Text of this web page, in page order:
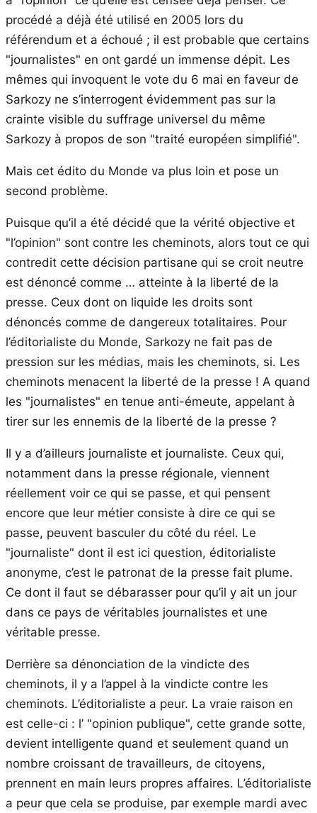
procédé a déjà été utilisé en 2005 lors du
référendum et a échoué ; il est probable que certains
"journalistes" en ont gardé un immense dépit. Les
mêmes qui invoquent le vote du 6 mai en faveur de
Sarkozy ne s’interrogent évidemment pas sur la
crainte visible du suffrage universel du même
Sarkozy à propos de son "traité européen simplifié".
Mais cet édito du Monde va plus loin et pose un
second problème.
Puisque qu’il a été décidé que la vérité objective et
"l’opinion" sont contre les cheminots, alors tout ce qui
contredit cette décision partisane qui se croit neutre
est dénoncé comme … atteinte à la liberté de la
presse. Ceux dont on liquide les droits sont
dénoncés comme de dangereux totalitaires. Pour
l’éditorialiste du Monde, Sarkozy ne fait pas de
pression sur les médias, mais les cheminots, si. Les
cheminots menacent la liberté de la presse ! A quand
les "journalistes" en tenue anti-émeute, appelant à
tirer sur les ennemis de la liberté de la presse ?
Il y a d’ailleurs journaliste et journaliste. Ceux qui,
notamment dans la presse régionale, viennent
réellement voir ce qui se passe, et qui pensent
encore que leur métier consiste à dire ce qui se
passe, peuvent basculer du côté du réel. Le
"journaliste" dont il est ici question, éditorialiste
anonyme, c’est le patronat de la presse fait plume.
Ce dont il faut se débarasser pour qu’il y ait un jour
dans ce pays de véritables journalistes et une
véritable presse.
Derrière sa dénonciation de la vindicte des
cheminots, il y a l’appel à la vindicte contre les
cheminots. L’éditorialiste a peur. La vraie raison en
est celle-ci : l’ "opinion publique", cette grande sotte,
devient intelligente quand et seulement quand un
nombre croissant de travailleurs, de citoyens,
prennent en main leurs propres affaires. L’éditorialiste
a peur que cela se produise, par exemple mardi avec